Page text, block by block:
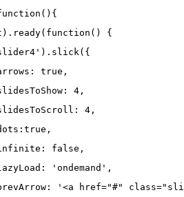
{
true,
4,
4,
false,
'ondemand',
'<a href="#"